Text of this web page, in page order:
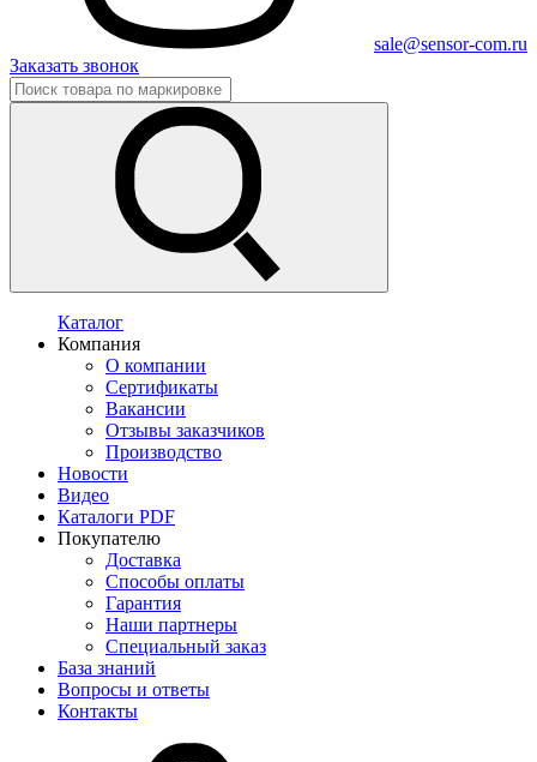
sale@sensor-com.ru
Заказать звонок
Каталог
Компания
О компании
Сертификаты
Вакансии
Отзывы заказчиков
Производство
Новости
Видео
Каталоги PDF
Покупателю
Доставка
Способы оплаты
Гарантия
Наши партнеры
Специальный заказ
База знаний
Вопросы и ответы
Контакты